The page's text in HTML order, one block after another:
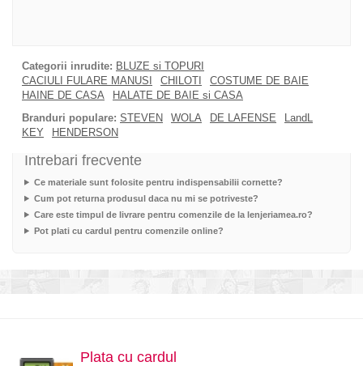
Categorii inrudite: BLUZE si TOPURI
CACIULI FULARE MANUSI
CHILOTI
COSTUME DE BAIE
HAINE DE CASA
HALATE DE BAIE si CASA
Branduri populare: STEVEN WOLA DE LAFENSE
LandL
KEY
HENDERSON
Intrebari frecvente
Ce materiale sunt folosite pentru indispensabilii cornette?
Cum pot returna produsul daca nu mi se potriveste?
Care este timpul de livrare pentru comenzile de la lenjeriamea.ro?
Pot plati cu cardul pentru comenzile online?
Plata cu cardul